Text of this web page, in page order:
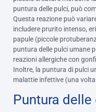
puntura delle pulci, può
Questa reazione può
includere prurito intenso,
papule (piccole
puntura delle pulci umane
reazioni allergiche con
Inoltre, la puntura di pulci
malattie infettive (una volta
Puntura